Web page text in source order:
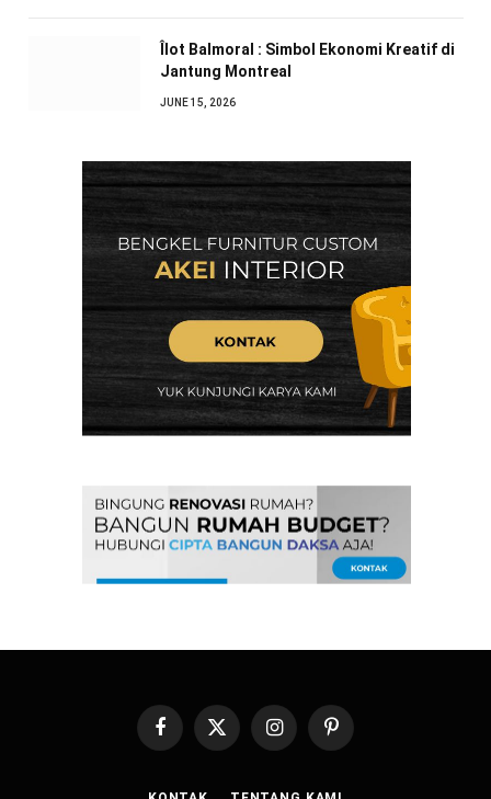
Îlot Balmoral : Simbol Ekonomi Kreatif di
Jantung Montreal
JUNE 15, 2026
FacebookX
(Twitter)
InstagramPinterest